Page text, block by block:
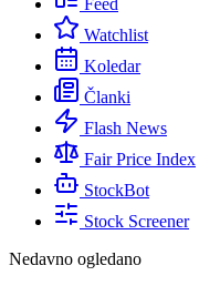
Feed
Watchlist
Koledar
Članki
Flash News
Fair Price Index
StockBot
Stock Screener
Nedavno ogledano